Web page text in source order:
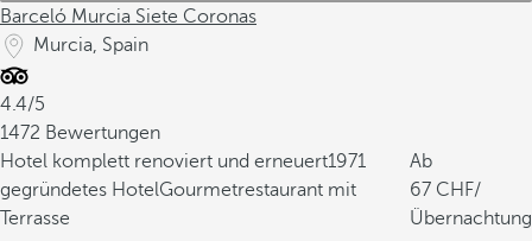
Barceló Murcia Siete Coronas
Murcia, Spain
4.4/5
1472 Bewertungen
Hotel komplett renoviert und erneuert1971
gegründetes HotelGourmetrestaurant mit
Terrasse
Ab
67
/
Übernachtung